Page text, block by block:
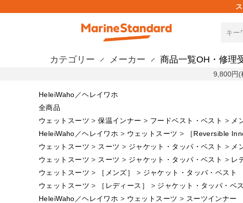
カテゴリー メーカー 商品一覧OH・修理
9,800円(
HeleiWaho／ヘレイワホ
全商品
ウェットスーツ
保温インナー フードベスト・ベスト
メ
HeleiWaho／ヘレイワホ
ウェットスーツ
［Reversible
ウェットスーツ
スーツ ジャケット・タッパ・ベスト
メ
ウェットスーツ
スーツ ジャケット・タッパ・ベスト
レ
ウェットスーツ
［メンズ］
ジャケット・タッパ・ベスト
ウェットスーツ
［レディース］
ジャケット・タッパ・ベ
HeleiWaho／ヘレイワホ
ウェットスーツ スーツインナー